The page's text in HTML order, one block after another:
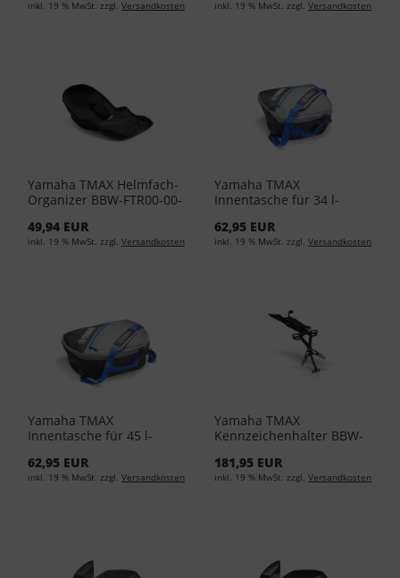
inkl. 19 % MwSt. zzgl. Versandkosten inkl. 19 % MwSt. zzgl. Versandkosten
Yamaha TMAX Helmfach-
Organizer BBW-FTR00-00-
49,94 EUR
inkl. 19 % MwSt. zzgl. Versandkosten
Yamaha TMAX
Innentasche für 34 l-
00 - Black
62,95 EUR
inkl. 19 % MwSt. zzgl. Versandkosten
Yamaha TMAX
Innentasche für 45 l-
00 - Black
62,95 EUR
inkl. 19 % MwSt. zzgl. Versandkosten
Yamaha TMAX
Kennzeichenhalter BBW-
181,95 EUR
inkl. 19 % MwSt. zzgl. Versandkosten